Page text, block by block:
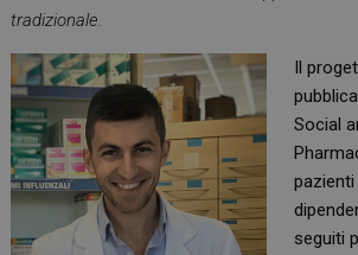
tradizionale.
Il
Social
seguiti